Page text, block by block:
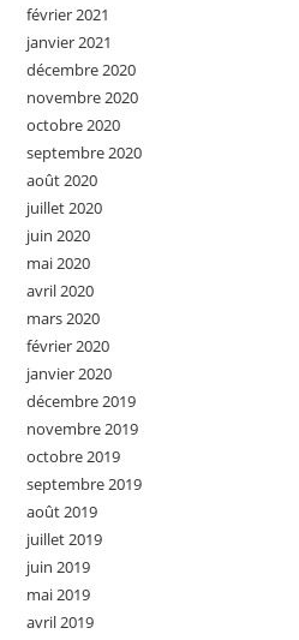
février 2021
janvier 2021
décembre 2020
novembre 2020
octobre 2020
septembre 2020
août 2020
juillet 2020
juin 2020
mai 2020
avril 2020
mars 2020
février 2020
janvier 2020
décembre 2019
novembre 2019
octobre 2019
septembre 2019
août 2019
juillet 2019
juin 2019
mai 2019
avril 2019